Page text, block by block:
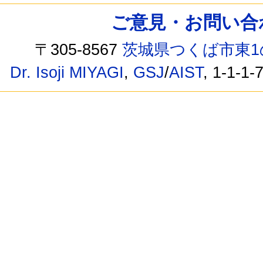
ご意見・お問い
〒305-8567茨城県つくば市東
Dr. Isoji MIYAGI, GSJ/AIST, 1-1-1-